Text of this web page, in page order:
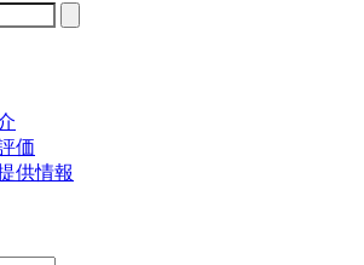
価
供情報